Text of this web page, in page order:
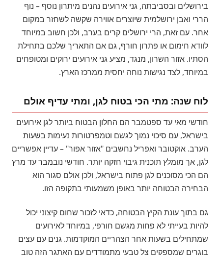
בירושלים ובסביבתה, גני אירועים נהנים מיתרון נוסף – נוף
הררי ואבן ירושלמית שיוצרים אווירה שקשה לשחזר במקום
אחר. עם זאת, הרי ירושלים קרים בערב, ולכן חשוב במיוחד
לוודא חימום או פתרון חורף, גם אם התאריך שלכם בתחילת
הסתיו. אזור השרון, מנגד, מציע גני אירועים ירוקים ומטופחים
במיוחד, לצד נגישות נוחה יחסית ממרכז הארץ.
לוח שנה: מתי הכי בטוח לגן, ומתי עדיף אולם
חודשי מאי עד ספטמבר הם החלון הבטוח ביותר לגן אירועים
בישראל, עם סיכוי נמוך לגשם וטמפרטורות נעימות בשעות
הערב. אוקטובר ואפריל נחשבים "אזור אפור" – עדיין אפשריים
לגן, אך מומלץ תוכנית גיבוי חזקה יותר. חודשי נובמבר עד מרץ
הם הכי מסוכנים לגן פתוח בישראל, ולכן אולם סגור הוא
הבחירה הבטוחה יותר באופן משמעותי בתקופה הזו.
גם בתוך עונת הקיץ הבטוחה, כדאי לזכור שחום קיצוני יכול
להיות בעייתי לא פחות מגשם חורפי, במיוחד לאירועים
שמתחילים בשעות אחר הצהריים המוקדמות. גנים עם עצים
בוגרים שמספקים צל טבעי מתמודדים עם האתגר הזה טוב